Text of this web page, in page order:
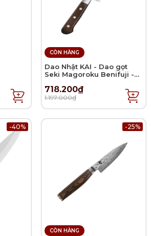
CÒN HÀNG
Dao Nhật KAI - Dao gọt
Seki Magoroku Benifuji -
718.200₫
1.197.000₫
-40% -25%
CÒN HÀNG